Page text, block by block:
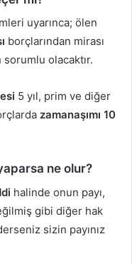
uyarınca; ölen
borçlarından mirası
olacaktır.
5 yıl, prim ve diğer
zamanaşımı 10
ne olur?
halinde onun payı,
gibi diğer hak
sizin payınız